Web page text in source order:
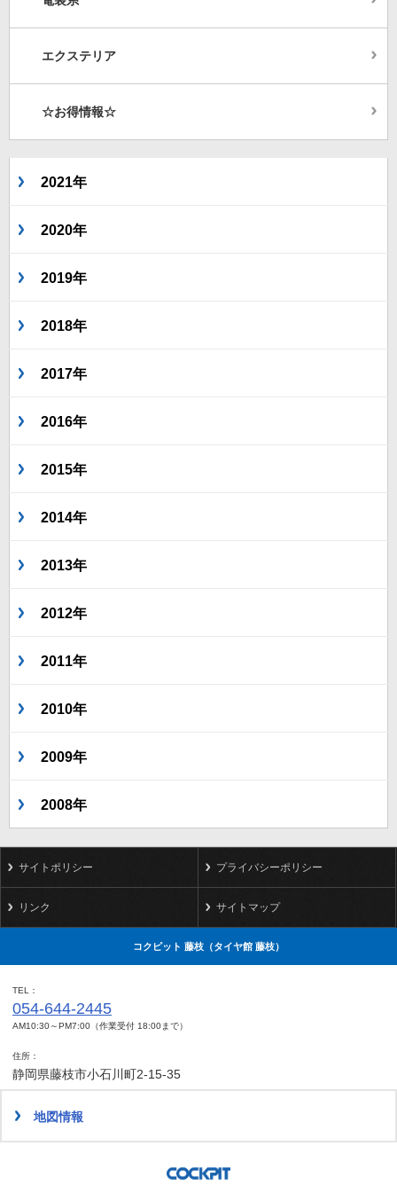
エクステリア
☆お得情報☆
2021年
2020年
2019年
2018年
2017年
2016年
2015年
2014年
2013年
2012年
2011年
2010年
2009年
2008年
サイトポリシー プライバシーポリシー
リンク サイトマップ
コクピット 藤枝（タイヤ館 藤枝）
TEL
054-644-2445
AM10:30～PM7:00（作業受付 18:00まで）
住所
静岡県藤枝市小石川町2-15-35
地図情報